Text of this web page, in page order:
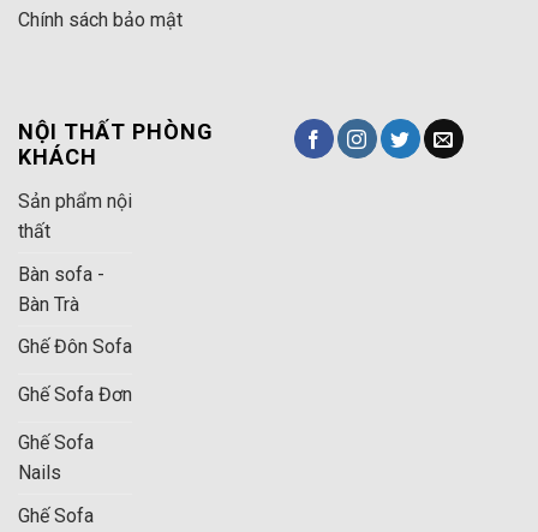
Chính sách bảo mật
NỘI THẤT PHÒNG
KHÁCH
Sản phẩm nội
thất
Bàn sofa -
Bàn Trà
Ghế Đôn Sofa
Ghế Sofa Đơn
Ghế Sofa
Nails
Ghế Sofa